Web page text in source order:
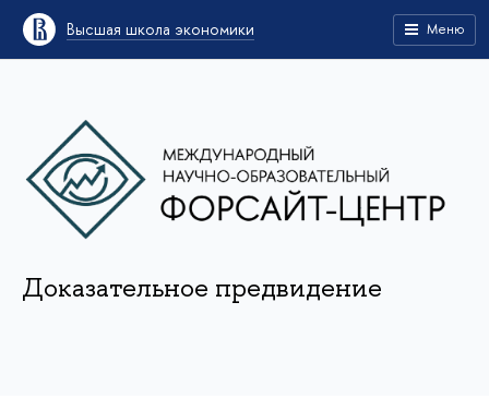
Высшая школа экономики Меню
Доказательное предвидение